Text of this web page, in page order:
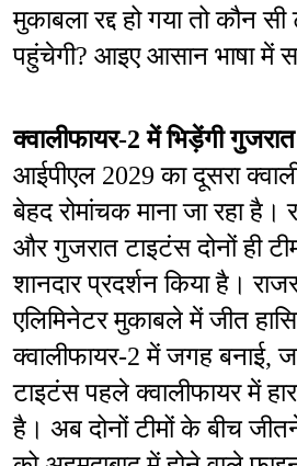
मुकाबला रद्द हो गया तो कौन
पहुंचेगी? आइए आसान भाषा में
क्वालीफायर-2 में भिड़ेंगी
आईपीएल 2029 का दूसरा
बेहद रोमांचक माना जा रहा है।
और गुजरात टाइटंस दोनों ही
शानदार प्रदर्शन किया है।
एलिमिनेटर मुकाबले में जीत
क्वालीफायर-2 में जगह बनाई,
टाइटंस पहले क्वालीफायर में
है। अब दोनों टीमों के बीच